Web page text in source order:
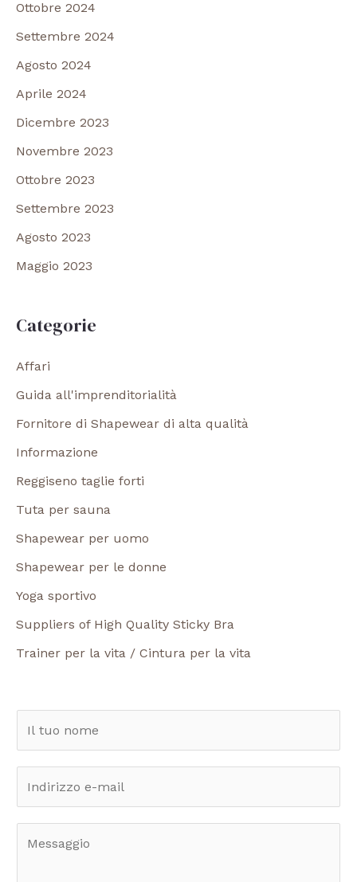
Ottobre 2024
Settembre 2024
Agosto 2024
Aprile 2024
Dicembre 2023
Novembre 2023
Ottobre 2023
Settembre 2023
Agosto 2023
Maggio 2023
Categorie
Affari
Guida all'imprenditorialità
Fornitore di Shapewear di alta qualità
Informazione
Reggiseno taglie forti
Tuta per sauna
Shapewear per uomo
Shapewear per le donne
Yoga sportivo
Suppliers of High Quality Sticky Bra
Trainer per la vita / Cintura per la vita
o
m
*
m
a